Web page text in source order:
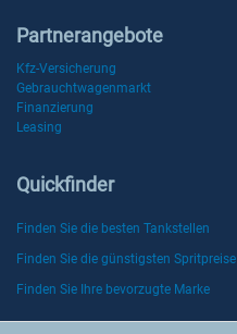
Partnerangebote
Kfz-Versicherung
Gebrauchtwagenmarkt
Finanzierung
Leasing
Quickfinder
Finden Sie die besten Tankstellen
Finden Sie die günstigsten Spritpreise
Finden Sie Ihre bevorzugte Marke